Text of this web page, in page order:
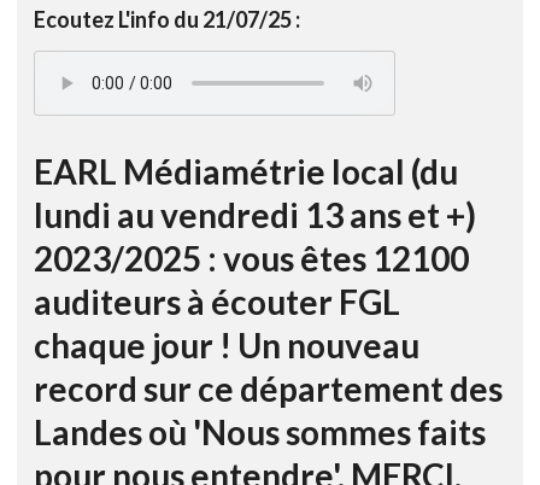
Ecoutez L'info du 21/07/25 :
EARL Médiamétrie local (du
lundi au vendredi 13 ans et +)
2023/2025 : vous êtes 12100
auditeurs à écouter FGL
chaque jour ! Un nouveau
record sur ce département des
Landes où 'Nous sommes faits
pour nous entendre'. MERCI.